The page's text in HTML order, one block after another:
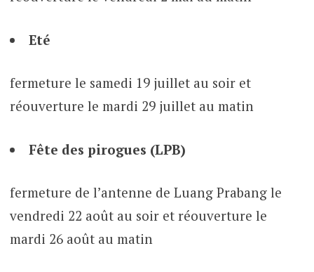
Eté
fermeture le samedi 19 juillet au soir et
réouverture le mardi 29 juillet au matin
Fête des pirogues (LPB)
fermeture de l’antenne de Luang Prabang le
vendredi 22 août au soir et réouverture le
mardi 26 août au matin